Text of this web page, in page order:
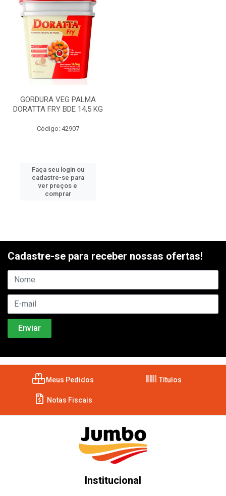
GORDURA VEG PALMA
DORATTA FRY BDE 14,5 KG
Código: 42907
Faça seu login ou
cadastre-se para
ver preços e
comprar
Cadastre-se para receber nossas ofertas!
Meus Pedidos Títulos
Notas Fiscais
Institucional